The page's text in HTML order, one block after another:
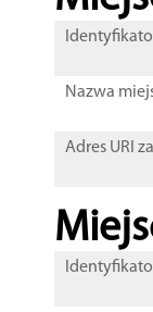
Nazwa
Adres URI